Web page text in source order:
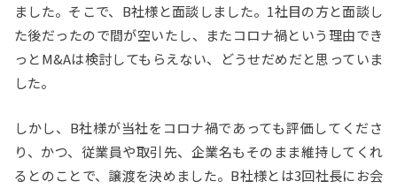
ました。そこで、B社様と面談しました。1社目の方と面談し
た後だったので間が空いたし、またコロナ禍という理由でき
っとM&Aは検討してもらえない、どうせだめだと思っていま
した。
しかし、B社様が当社をコロナ禍であっても評価してくださ
り、かつ、従業員や取引先、企業名もそのまま維持してくれ
るとのことで、譲渡を決めました。B社様とは3回社長にお会